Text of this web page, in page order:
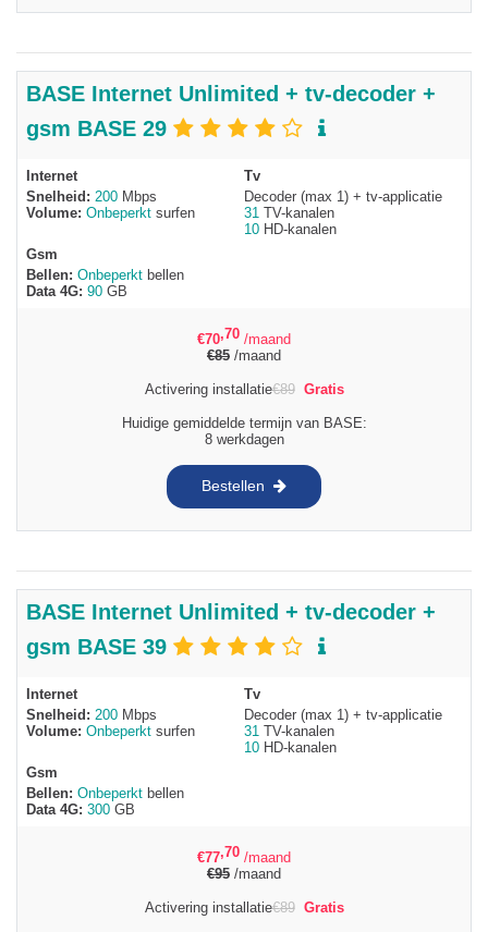
BASE Internet Unlimited + tv-decoder +
gsm BASE 29
Internet
Snelheid: 200 Mbps
Volume: Onbeperkt surfen
Tv
Decoder (max 1) + tv-applicatie
31 TV-kanalen
10 HD-kanalen
Gsm
Bellen: Onbeperkt bellen
Data 4G: 90 GB
€70,70 /maand
€85 /maand
Activering installatie€89 Gratis
Huidige gemiddelde termijn van BASE:
8 werkdagen
Bestellen
BASE Internet Unlimited + tv-decoder +
gsm BASE 39
Internet
Snelheid: 200 Mbps
Volume: Onbeperkt surfen
Tv
Decoder (max 1) + tv-applicatie
31 TV-kanalen
10 HD-kanalen
Gsm
Bellen: Onbeperkt bellen
Data 4G: 300 GB
€77,70 /maand
€95 /maand
Activering installatie€89 Gratis